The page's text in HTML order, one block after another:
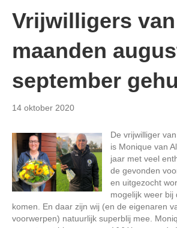
Vrijwilligers
maanden
september
14 oktober 2020
De vrijwilliger
is Monique van
jaar met veel
de gevonden
en uitgezocht
mogelijk weer
komen. En daar zijn wij (en de eigenaren
voorwerpen) natuurlijk superblij mee.